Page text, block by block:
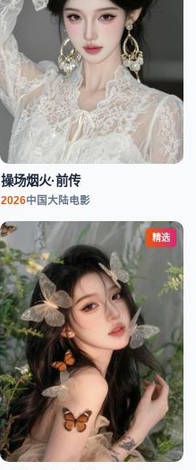
操场烟火·前传
2026中国大陆电影
精选